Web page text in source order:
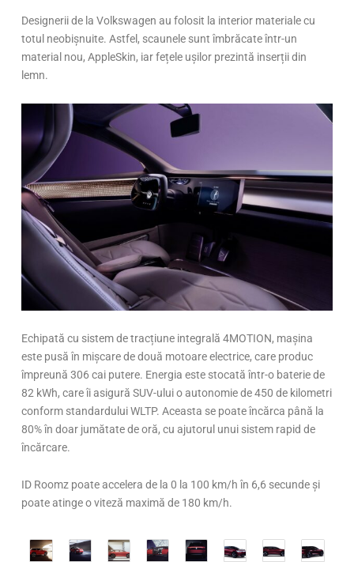
Designerii de la Volkswagen au folosit la interior materiale cu
totul neobișnuite. Astfel, scaunele sunt îmbrăcate într-un
material nou, AppleSkin, iar fețele ușilor prezintă inserții din
lemn.
Echipată cu sistem de tracțiune integrală 4MOTION, mașina
este pusă în mișcare de două motoare electrice, care produc
împreună 306 cai putere. Energia este stocată într-o baterie de
82 kWh, care îi asigură SUV-ului o autonomie de 450 de kilometri
conform standardului WLTP. Aceasta se poate încărca până la
80% în doar jumătate de oră, cu ajutorul unui sistem rapid de
încărcare.
ID Roomz poate accelera de la 0 la 100 km/h în 6,6 secunde și
poate atinge o viteză maximă de 180 km/h.